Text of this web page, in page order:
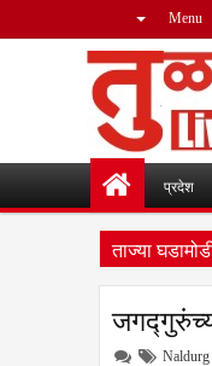
Menu
प्रदेश
ताज्या
पुनरीक्षण कार्यक्रमात
Naldurg